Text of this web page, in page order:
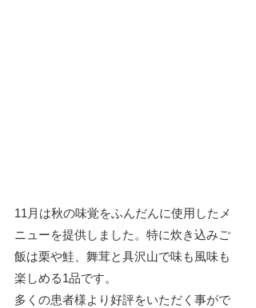
11月は秋の味覚をふんだんに使用したメ
ニューを提供しました。特に炊き込みご
飯は栗や鮭、舞茸と具沢山で味も風味も
楽しめる1品です。
多くの患者様より好評をいただく事がで